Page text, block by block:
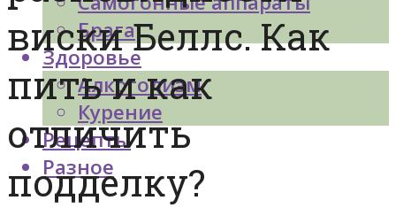
Брага
Здоровье
Алкоголизм
Курение
Рецепты
Разное
виски Беллс. Как
пить и как
отличить
подделку?